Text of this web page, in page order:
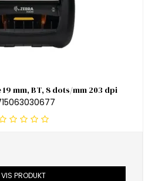
mm, BT, 8 dots/mm 203 dpi
VIS PRODUKT